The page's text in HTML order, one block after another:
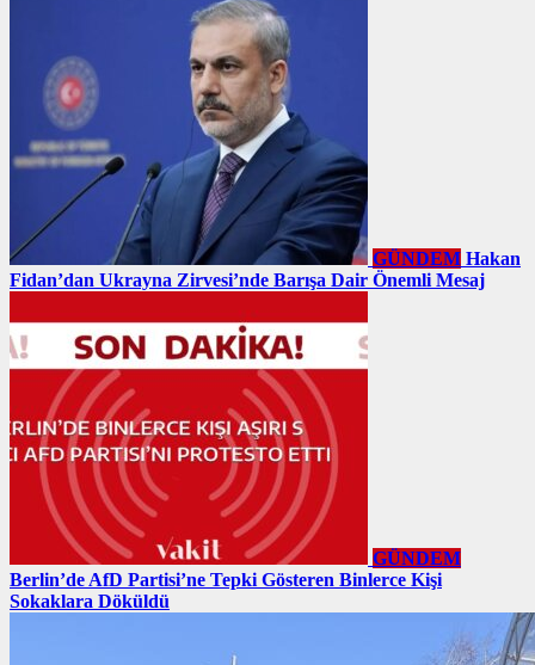
GÜNDEM Hakan
Fidan’dan Ukrayna Zirvesi’nde Barışa Dair Önemli Mesaj
GÜNDEM
Berlin’de AfD Partisi’ne Tepki Gösteren Binlerce Kişi
Sokaklara Döküldü